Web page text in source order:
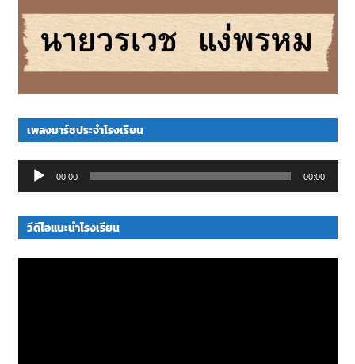
เพลงมาร์ชประจำโรงเรียน
Audio
Player
00:00 00:00
วีดีโอแนะนำโรงเรียน